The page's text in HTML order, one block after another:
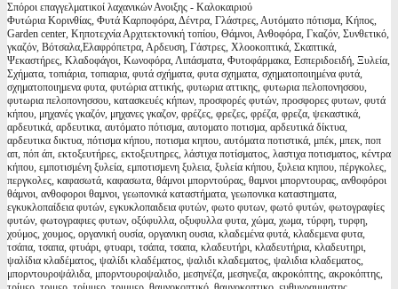
Σπόροι επαγγελματικοί λαχανικών Ανοιξης - Καλοκαιριού
Φυτώρια Κορινθίας, Φυτά Καρποφόρα, Δέντρα, Γλάστρες, Αυτόματο πότισμα, Κήπος,
Garden center, Κηποτεχνία Αρχιτεκτονική τοπίου, Θάμνοι, Ανθοφόρα, Γκαζόν, Συνθετικό,
γκαζόν, Βότσαλα,Ελαφρόπετρα, Αρδευση, Γάστρες, Χλοοκοπτικά, Σκαπτικά,
Ψεκαστήρες, Κλαδοφάγοι, Κωνοφόρα, Λιπάσματα, Φυτοφάρμακα, Εσπεριδοειδή, Ξυλεία,
Σχήματα, τοπιάρια, τοπιαρια, φυτά σχήματα, φυτα σχηματα, σχηματοποιημένα φυτά,
σχηματοποιημενα φυτα, φυτώρια αττικής, φυτωρια αττικης, φυτωρια πελοπονησσου,
φυτωρια πελοπονησσου, κατασκευές κήπων, προσφορές φυτών, προσφορες φυτων, φυτά
κήπου, μηχανές γκαζόν, μηχανες γκαζον, φρέζες, φρεζες, φρέζα, φρεζα, ψεκαστικά,
αρδευτικά, αρδευτικα, αυτόματο πότισμα, αυτοματο ποτισμα, αρδευτικά δίκτυα,
αρδευτικα δικτυα, πότισμα κήπου, ποτισμα κηπου, αυτόματα ποτιστικά, μπέκ, μπεκ, ποπ
απ, πόπ άπ, εκτοξευτήρες, εκτοξευτηρες, λάστιχα ποτίσματος, λαστιχα ποτισματος, κέντρα
κήπου, εμποτισμένη ξυλεία, εμποτισμενη ξυλεια, ξυλεία κήπου, ξυλεια κηπου, πέργκολες,
περγκολες, καφασωτά, καφασωτα, θάμνοι μπορντούρας, θαμνοι μπορντουρας, ανθοφόροι
θάμνοι, ανθοφοροι θαμνοι, γεωπονικά καταστήματα, γεωπονικα καταστηματα,
εγκυκλοπαίδεια φυτών, εγκυκλοπαιδεια φυτών, φωτο φυτων, φωτό φυτών, φωτογραφίες
φυτών, φωτογραφιες φυτων, οξύφυλλα, οξυφυλλα φυτα, χώμα, χωμα, τύρφη, τυρφη,
χούμος, χουμος, οργανική ουσία, οργανικη ουσια, κλαδεμένα φυτά, κλαδεμενα φυτα,
τσάπα, τσαπα, φτυάρι, φτυαρι, τσάπα, τσαπα, κλαδευτήρι, κλαδευτήρια, κλαδευτηρι,
ψαλίδια κλαδέματος, ψαλίδι κλαδέματος, ψαλιδι κλαδεματος, ψαλιδια κλαδεματος,
μπορντουροψάλιδα, μπορντουροψαλιδο, μεσηνέζα, μεσηνεζα, ακροκόπτης, ακροκόπτης,